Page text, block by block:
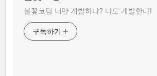
불꽃코딩 너만 개발하냐? 나도 개발한다!
구독하기